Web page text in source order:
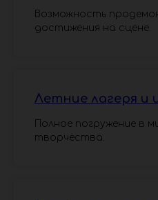
Возможность
достижения на сцене.
Летние лагеря и
Полное погружение в
творчества.